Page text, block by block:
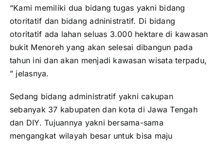
“Kami memiliki dua bidang tugas yakni bidang
otoritatif dan bidang adninistratif. Di bidang
otoritatif ada lahan seluas 3.000 hektare di kawasan
bukit Menoreh yang akan selesai dibangun pada
tahun ini dan akan menjadi kawasan wisata terpadu,
” jelasnya.
Sedang bidang administratif yakni cakupan
sebanyak 37 kabupaten dan kota di Jawa Tengah
dan DIY. Tujuannya yakni bersama-sama
mengangkat wilayah besar untuk bisa maju